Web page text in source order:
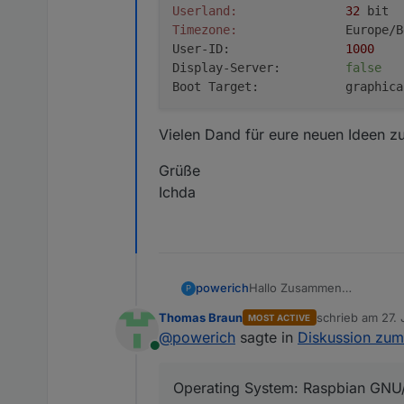
Userland:
32
Timezone:
Europe/
User-ID: 1000
Display-Server: false
Boot Target:
node: /usr/lib/arm-linux-
Pending iob updates:
node: /usr/lib/arm-linux-
node: /usr/lib/arm-linux-
node: /usr/lib/arm-linux-
Vielen Dand für eure neuen Ideen
Grüße
Ichda
P powerichHallo Zusammen
Folgendes Problem habe
Ich habe alles versucht
Online
Thomas Braun MOST ACTIVE schrieb am 27.
zuletzt editiert
@powerich sagte in Diskussion
Operating System: Raspbian